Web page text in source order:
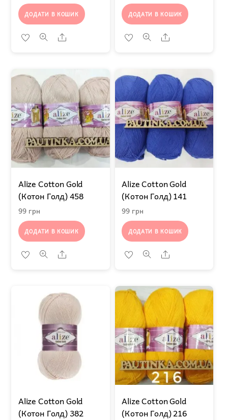
ДОДАТИ В КОШИК
Share
ДОДАТИ В КОШИК
Share
Alize Cotton Gold
(Котон Голд) 458
99 грн
ДОДАТИ В КОШИК
Share
Alize Cotton Gold
(Котон Голд) 141
99 грн
ДОДАТИ В КОШИК
Share
Alize Cotton Gold
(Котон Голд) 382
Alize Cotton Gold
(Котон Голд) 216